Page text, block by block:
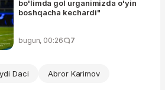
bo'limda gol urganimizda o'yin
boshqacha kechardi"
bugun, 00:26 7
Daci Abror Karimov